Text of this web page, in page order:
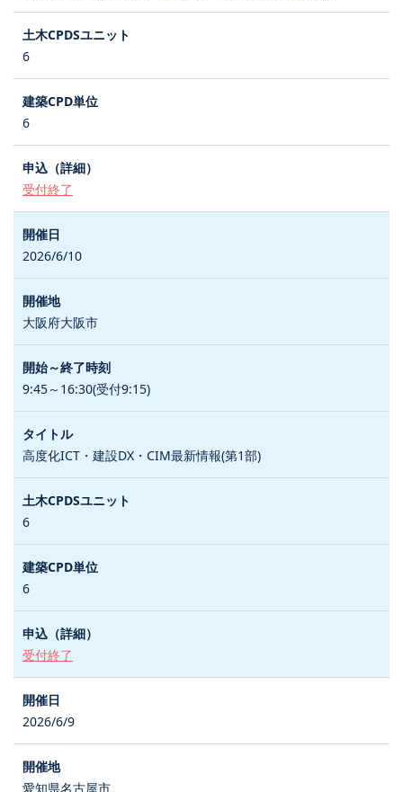
6
6
受付終了
2026/6/10
大阪府大阪市
9:45～16:30(受付9:15)
高度化ICT・建設DX・CIM最新情報(第1部)
6
6
受付終了
2026/6/9
愛知県名古屋市